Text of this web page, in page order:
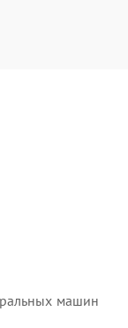
машин